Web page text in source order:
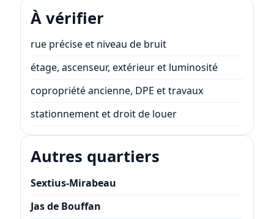
À vérifier
rue précise et niveau de bruit
étage, ascenseur, extérieur et luminosité
copropriété ancienne, DPE et travaux
stationnement et droit de louer
Autres quartiers
Sextius-Mirabeau
Jas de Bouffan